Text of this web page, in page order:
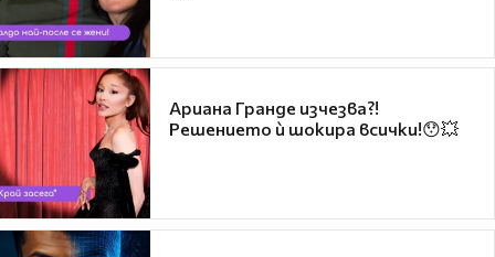
Ариана Гранде изчезва?!
Решението ѝ шокира всички!😯💥